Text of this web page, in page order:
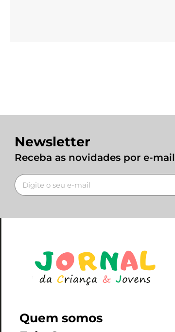
Newsletter
Receba as novidades por e-mail
Quem somos